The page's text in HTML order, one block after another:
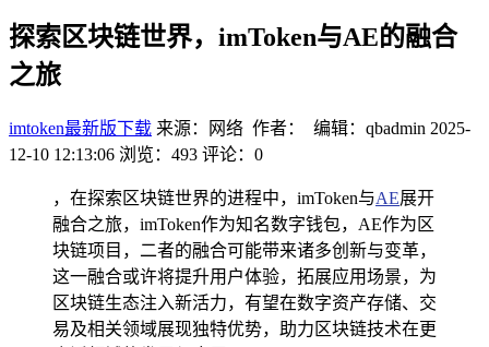
探索区块链世界，imToken与AE的融合
之旅
imtoken最新版下载 来源：网络 作者： 编辑：qbadmin 2025-
12-10 12:13:06 浏览：493 评论：0
，在探索区块链世界的进程中，imToken与AE展开
融合之旅，imToken作为知名数字钱包，AE作为区
块链项目，二者的融合可能带来诸多创新与变革，
这一融合或许将提升用户体验，拓展应用场景，为
区块链生态注入新活力，有望在数字资产存储、交
易及相关领域展现独特优势，助力区块链技术在更